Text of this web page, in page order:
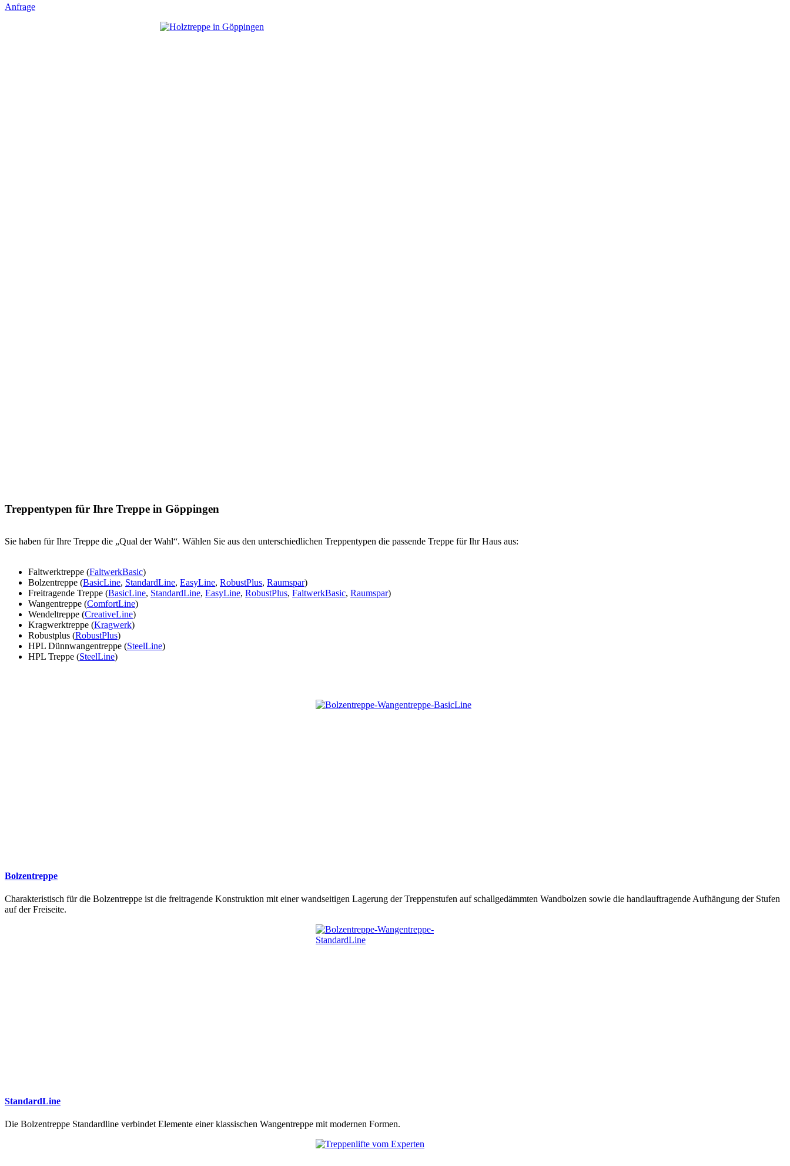
Anfrage
Treppentypen für Ihre Treppe in Göppingen
Sie haben für Ihre Treppe die „Qual der Wahl“. Wählen Sie aus den unterschiedlichen Treppentypen die passende Treppe für Ihr Haus aus:
Faltwerktreppe (FaltwerkBasic)
Bolzentreppe (BasicLine, StandardLine, EasyLine, RobustPlus, Raumspar)
Freitragende Treppe (BasicLine, StandardLine, EasyLine, RobustPlus, FaltwerkBasic, Raumspar)
Wangentreppe (ComfortLine)
Wendeltreppe (CreativeLine)
Kragwerktreppe (Kragwerk)
Robustplus (RobustPlus)
HPL Dünnwangentreppe (SteelLine)
HPL Treppe (SteelLine)
Bolzentreppe
Charakteristisch für die Bolzentreppe ist die freitragende Konstruktion mit einer wandseitigen Lagerung der Treppenstufen auf schallgedämmten Wandbolzen sowie die handlauftragende Aufhängung der Stufen
auf der Freiseite.
StandardLine
Die Bolzentreppe Standardline verbindet Elemente einer klassischen Wangentreppe mit modernen Formen.